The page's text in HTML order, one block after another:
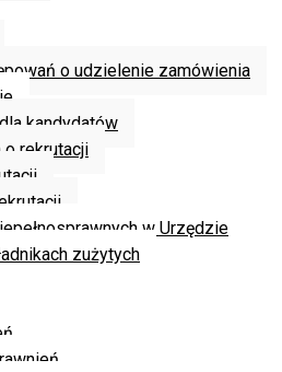
o udzielenie zamówienia
kandydatów
o rekrutacji
w Urzędzie
zużytych